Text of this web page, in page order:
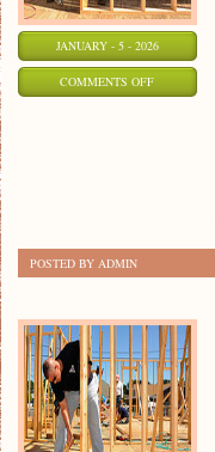
JANUARY - 5 - 2026
COMMENTS OFFON
POSTED BY ADMIN